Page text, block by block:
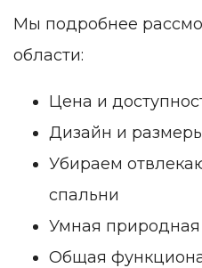
Мы подробнее
области:
Цена и
Дизайн и
Убираем
спальни
Умная природная
Общая